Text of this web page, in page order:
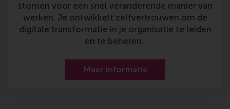
stomen voor een snel veranderende manier van
werken. Je ontwikkelt zelfvertrouwen om de
digitale transformatie in je organisatie te leiden
en te beheren.
Meer informatie